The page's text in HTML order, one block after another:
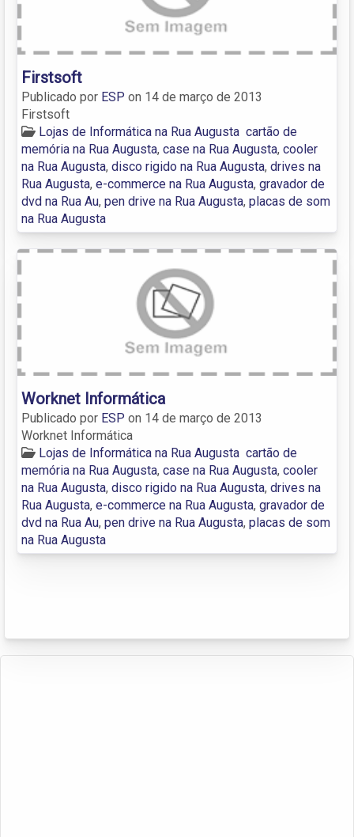
Firstsoft
Publicado por ESP on 14 de março de 2013
Firstsoft
Lojas de Informática na Rua Augusta cartão de
memória na Rua Augusta, case na Rua Augusta, cooler
na Rua Augusta, disco rigido na Rua Augusta, drives na
Rua Augusta, e-commerce na Rua Augusta, gravador de
dvd na Rua Au, pen drive na Rua Augusta, placas de som
na Rua Augusta
Worknet Informática
Publicado por ESP on 14 de março de 2013
Worknet Informática
Lojas de Informática na Rua Augusta cartão de
memória na Rua Augusta, case na Rua Augusta, cooler
na Rua Augusta, disco rigido na Rua Augusta, drives na
Rua Augusta, e-commerce na Rua Augusta, gravador de
dvd na Rua Au, pen drive na Rua Augusta, placas de som
na Rua Augusta